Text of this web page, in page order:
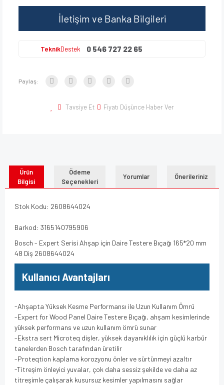
İletişim ve Banka Bilgileri
TeknikDestek 0 546 727 22 65
Paylaş:
Tavsiye Et Fiyatı Düşünce Haber Ver
Ürün
Bilgisi
Ödeme
Seçenekleri
Yorumlar Önerileriniz
Stok Kodu: 2608644024
Barkod: 3165140795906
Bosch - Expert Serisi Ahşap için Daire Testere Bıçağı 165*20 mm
48 Diş 2608644024
Kullanıcı Avantajları
-Ahşapta Yüksek Kesme Performansı ile Uzun Kullanım Ömrü
-Expert for Wood Panel Daire Testere Bıçağı, ahşam kesimlerinde
yüksek performans ve uzun kullanım ömrü sunar
-Ekstra sert Microteq dişler, yüksek dayanıklılık için güçlü karbür
tanelerden Bosch tarafından üretilir
-Proteqtion kaplama korozyonu önler ve sürtünmeyi azaltır
-Titreşim önleyici yuvalar, çok daha sessiz şekilde ve daha az
titreşimle çalışarak kusursuz kesimler yapılmasını sağlar